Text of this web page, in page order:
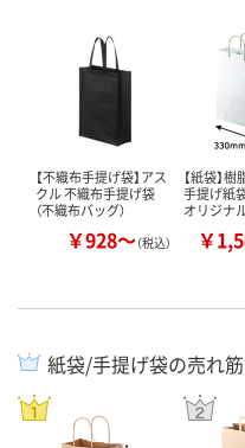
【不織布手提げ袋】アス
クル 不織布手提げ袋
（不織布バッグ）
￥928～（税込）
【紙袋】
手提げ紙
オリジナ
￥
紙袋/手提げ袋の売れ